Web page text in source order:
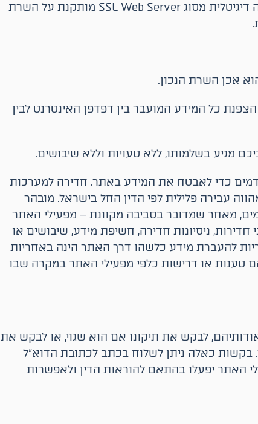
באתר נשמרים חסויים ומאובטחים. תעודה דיגיטלית מסוג SSL Web Server מותקנת על השרת
אכן השרת הנכון.
כל המידע המועבר בין דפדפן האינטרנט לבין
מגיע בשלמותו, ללא טעויות וללא שיבושים.
כדי לאבטח את המידע באתר. חדירה למערכות
עבירה פלילית לפי הדין החל בישראל. מובהר
מאחר שמדובר בסביבה מקוונת – מפעילי האתר
ניסיונות חדירה, חשיפת מידע, שיבושים או
להעברת מידע כלשהו דרך האתר הינה באחריות
טענות או דרישות כלפי מפעילי האתר במקרה שבו
לבקש את תיקונו אם הוא שגוי, או לבקש את
בקשות כאלה ניתן לשלוח בכתב לכתובת הדוא"ל
האתר יפעלו בהתאם להוראות הדין ולאפשרות